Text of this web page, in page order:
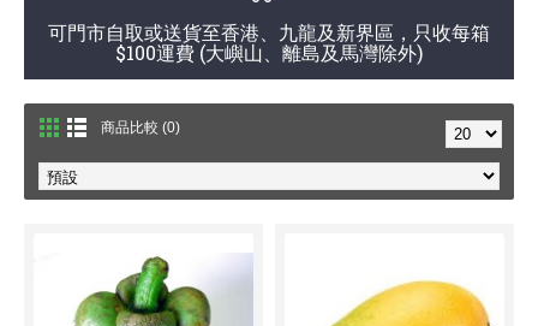
可門市自取或送貨至香港、九龍及新界區，只收每箱
$100運費 (大嶼山、離島及馬灣除外)
商品比較 (0)